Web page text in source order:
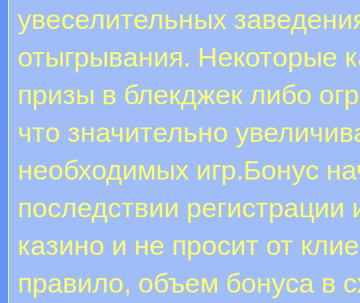
увеселительных
отыгрывания. Некоторые
призы в блекджек либо
что значительно
необходимых игр.Бонус
последствии
казино и не просит от
правило, объем бонуса в